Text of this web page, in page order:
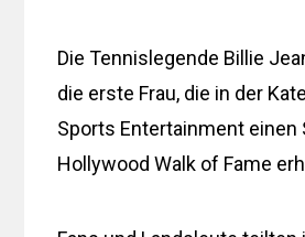
Die Tennislegende Billie
die erste Frau, die in der
Sports Entertainment einen
Hollywood Walk of Fame